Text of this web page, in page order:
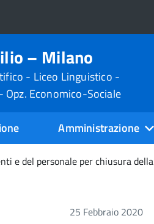
– Milano
- Liceo Linguistico -
Opz. Economico-Sociale
Amministrazione
e del personale per chiusura
25 Febbraio 2020